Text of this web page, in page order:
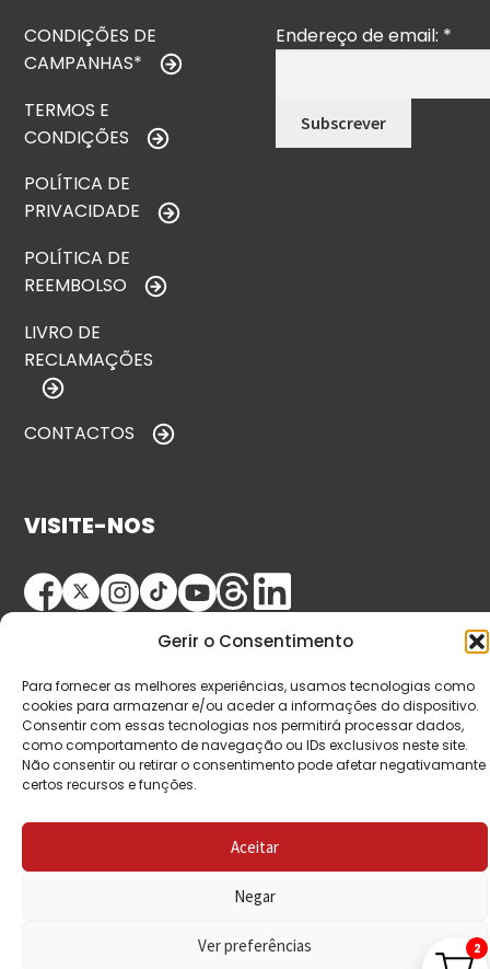
Gerir o Consentimento
Para fornecer as melhores experiências, usamos tecnologias como
cookies para armazenar e/ou aceder a informações do dispositivo.
Consentir com essas tecnologias nos permitirá processar dados,
como comportamento de navegação ou IDs exclusivos neste site.
Não consentir ou retirar o consentimento pode afetar negativamante
certos recursos e funções.
Aceitar
Negar
Ver preferências
CONDIÇÕES DE
CAMPANHAS*
TERMOS E
CONDIÇÕES
POLÍTICA DE
PRIVACIDADE
POLÍTICA DE
REEMBOLSO
LIVRO DE
RECLAMAÇÕES
CONTACTOS
Endereço de email: *
VISITE-NOS
© Copyright 2026 Saída de Emergência. Todos os
direitos reservados.
2